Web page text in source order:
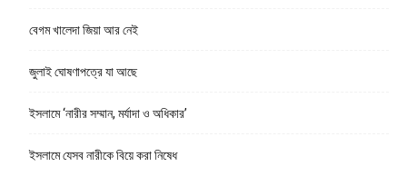
বেগম খালেদা জিয়া আর নেই
জুলাই ঘোষণাপত্রে যা আছে
ইসলামে ‘নারীর সম্মান, মর্যাদা ও অধিকার’
ইসলামে যেসব নারীকে বিয়ে করা নিষেধ